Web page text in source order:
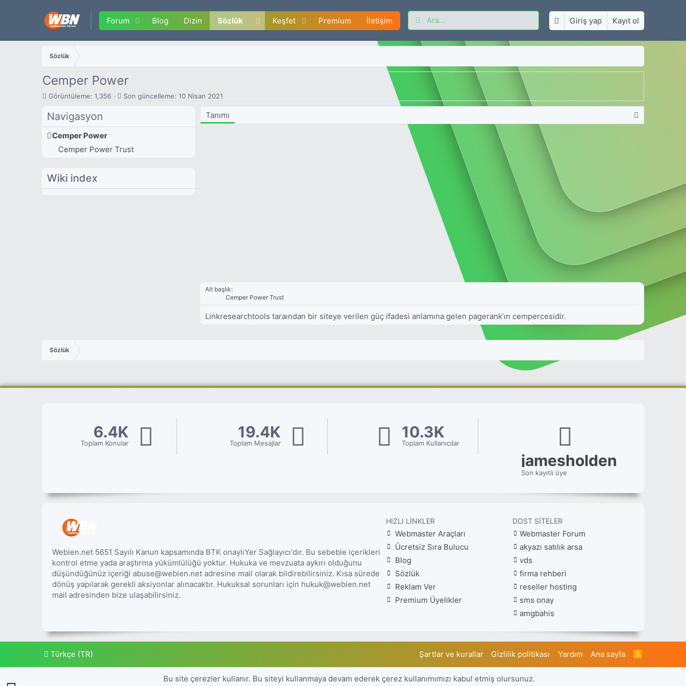
Forum Blog Dizin Sözlük Keşfet Premium İletişim Giriş yap Kayıt ol
Sözlük
Cemper Power
G
r
n
m
e
Görüntüleme: 1,356
S
c
e
Son güncelleme: 10 Nisan 2021
Navigasyon
Cemper Power
Cemper Power Trust
Wiki index
Tanımı
Alt başlık:
Cemper Power Trust
Linkresearchtools taraından bir siteye verilen güç ifadesi anlamına gelen pagerank’ın cempercesidir.
Sözlük
6.4K
Toplam Konular
19.4K
Toplam Mesajlar
10.3K
Toplam Kullanıcılar
jamesholden
Son kayıtlı üye
Webien.net 5651 Sayılı Kanun kapsamında BTK onaylıYer Sağlayıcı'dır. Bu sebeble içerikleri
kontrol etme yada araştırma yükümlülüğü yoktur. Hukuka ve mevzuata aykırı olduğunu
düşündüğünüz içeriği abuse@webien.net adresine mail olarak bildirebilirsiniz. Kısa sürede
dönüş yapılarak gerekli aksiyonlar alınacaktır. Hukuksal sorunları için hukuk@webien.net
mail adresinden bize ulaşabilirsiniz.
HIZLI LINKLER
Webmaster Araçları
Ücretsiz Sıra Bulucu
Blog
Sözlük
Reklam Ver
Premium Üyelikler
DOST SITELER
Webmaster Forum
akyazı satılık arsa
vds
firma rehberi
reseller hosting
sms onay
amgbahis
Türkçe (TR) Şartlar ve kurallar Gizlilik politikası Yardım Ana sayfa
R
Bu site çerezler kullanır. Bu siteyi kullanmaya devam ederek çerez kullanımımızı kabul etmiş olursunuz.